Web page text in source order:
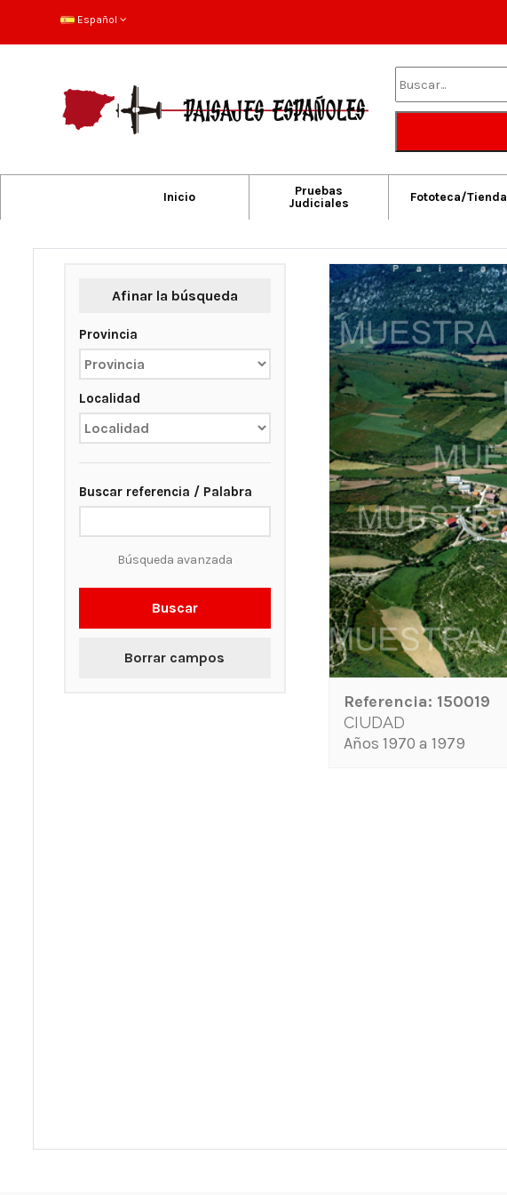
Español
Inicio
Pruebas
Judiciales
Fototeca/Tienda
Afinar la búsqueda
Provincia
Localidad
Buscar referencia / Palabra
Búsqueda avanzada
Buscar
Borrar campos
Referencia: 150019
CIUDAD
Años 1970 a 1979